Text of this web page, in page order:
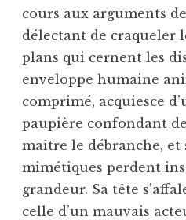
cours aux arguments
délectant de craqueler
plans qui cernent les
enveloppe humaine
comprimé, acquiesce
paupière confondant
maître le débranche, et
mimétiques perdent
grandeur. Sa tête
celle d’un mauvais